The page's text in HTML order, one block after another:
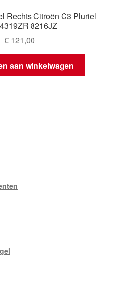
Rechts Citroën C3 Pluriel
8216JZ
€ 121,00
aan winkelwagen